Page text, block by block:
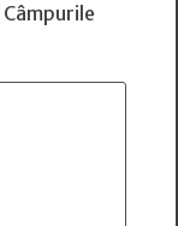
Câmpurile